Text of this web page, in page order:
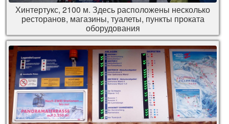
Хинтертукс, 2100 м. Здесь расположены несколько
ресторанов, магазины, туалеты, пункты проката
оборудования